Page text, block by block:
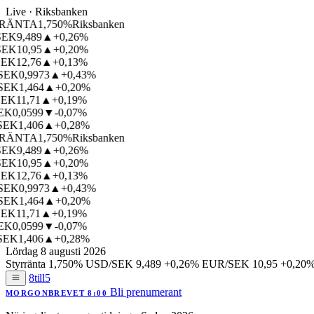
Live · Riksbanken
1,750%Riksbanken
9,489▲+0,26%
10,95▲+0,20%
12,76▲+0,13%
0,9973▲+0,43%
1,464▲+0,20%
11,71▲+0,19%
0,0599▼-0,07%
1,406▲+0,28%
1,750%Riksbanken
9,489▲+0,26%
10,95▲+0,20%
12,76▲+0,13%
0,9973▲+0,43%
1,464▲+0,20%
11,71▲+0,19%
0,0599▼-0,07%
1,406▲+0,28%
Lördag 8 augusti 2026
Styrränta 1,750% USD/SEK 9,489 +0,26% EUR/SEK 10,95
8till5
MORGONBREVET 8:00 Bli prenumerant